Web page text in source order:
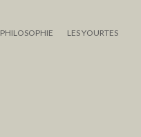
LES YOURTES